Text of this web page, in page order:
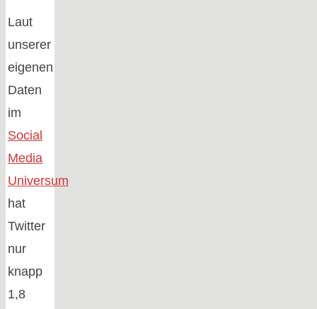
Laut
unserer
eigenen
Daten
im
Social
Media
Universum
hat
Twitter
nur
knapp
1,8